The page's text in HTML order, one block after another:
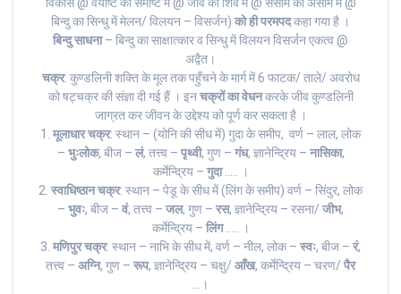
बिन्दु का सिन्धु में मेलन/ विलयन – विसर्जन) को ही परमपदकहा गया है ।
बिन्दु साधना– बिन्दु का साक्षात्कार व सिन्धु में विलयन विसर्जन एकत्व @
अद्वैत।
चक्र: कुण्डलिनी शक्ति के मूल तक पहुँचने के मार्ग में 6 फाटक/ ताले/ अवरोध
को षट्चक्र की संज्ञा दी गई हैं । इनचक्रों का वेधनकरके जीव कुण्डलिनी
जाग्रत कर जीवन के उद्देश्य को पूर्ण कर सकता है ।
1. मूलाधार चक्र: स्थान – (योनि की सीध में) गुदा के समीप, वर्ण – लाल, लोक
– भुःलोक, बीज – लं, तत्त्व – पृथ्वी, गुण – गंध, ज्ञानेन्द्रिय – नासिका,
कर्मेन्द्रिय – गुदा….. ।
2. स्वाधिष्ठान चक्र: स्थान – पेडू के सीध में (लिंग के समीप) वर्ण – सिंदुर, लोक
– भुवः, बीज – वं, तत्त्व – जल, गुण – रस, ज्ञानेन्द्रिय – रसना/ जीभ,
कर्मेन्द्रिय – लिंग….. ।
3. मणिपुरचक्र: स्थान – नाभि के सीध में, वर्ण – नील, लोक – स्वः, बीज – रं,
तत्त्व – अग्नि, गुण – रूप, ज्ञानेन्द्रिय – चक्षु/ आँख, कर्मेन्द्रिय – चरण/ पैर
…।